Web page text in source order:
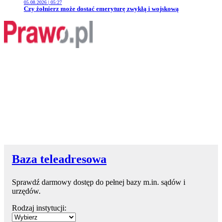
05.08.2026 | 05:27
Przejdź do artykułu:
Czy żołnierz może dostać emeryturę zwykłą i wojskową
Baza teleadresowa
Sprawdź darmowy dostęp do pełnej bazy m.in. sądów i
urzędów.
Rodzaj instytucji: